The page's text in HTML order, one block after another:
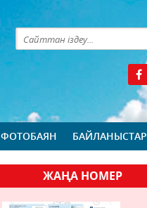
ФОТОБАЯН БАЙЛАНЫСТАР
ЖАҢА НОМЕР